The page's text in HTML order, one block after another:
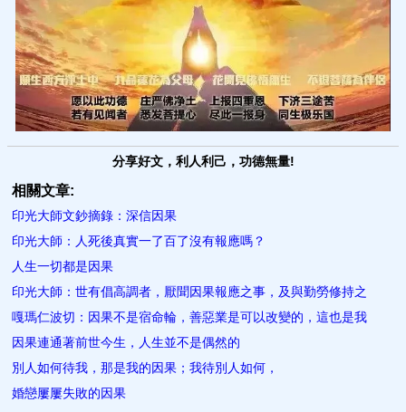
分享好文，利人利己，功德無量!
相關文章:
印光大師文鈔摘錄：深信因果
印光大師：人死後真實一​了百了沒有報應嗎？
人生一切都是因果
印光大師：世有倡高調者，厭聞因果報應之事，及與勤勞修持之
嘎瑪仁波切：因果不是宿命輪，善惡業是可以改變的，這也是我
因果連通著前世今生，人生並不是偶然的
別人如何待我，那是我的因果；我待別人如​何，
婚戀屢屢失敗的因果